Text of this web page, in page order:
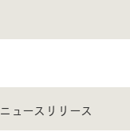
建売/戸建分譲
木造賃貸住宅MOCXSTYLE
ドクターズ宝箱
事業本部案内
事業内容
ニュースリリース